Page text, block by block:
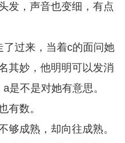
发，声音也变细，有点
过来，当着c的面问她
其妙，他明明可以发消
是不是对她有意思。
有数。
够成熟，却向往成熟。